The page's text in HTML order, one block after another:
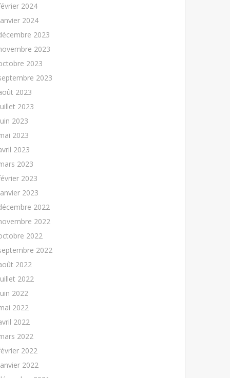
2024
2024
2023
2023
2023
2023
2023
2023
2023
2023
2023
2023
2023
2023
2022
2022
2022
2022
2022
2022
2022
2022
2022
2022
2022
2022